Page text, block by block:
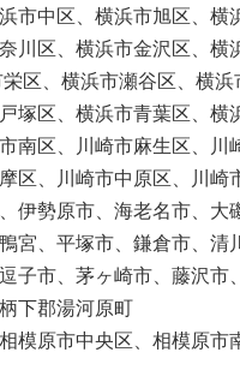
市中区、横浜市旭区、横
川区、横浜市金沢区、横
区、横浜市瀬谷区、横
塚区、横浜市青葉区、横
南区、川崎市麻生区、川
区、川崎市中原区、川崎
伊勢原市、海老名市、大
宮、平塚市、鎌倉市、清
子市、茅ヶ崎市、藤沢市
下郡湯河原町
模原市中央区、相模原市